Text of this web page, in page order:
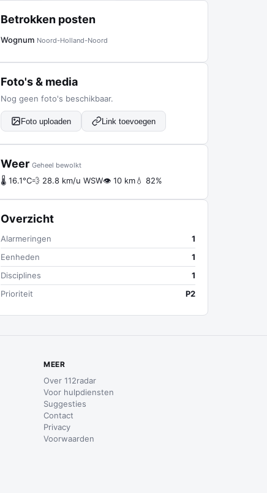
Betrokken posten
Wognum Noord-Holland-Noord
Foto's & media
Nog geen foto's beschikbaar.
Foto uploaden Link toevoegen
Weer Geheel bewolkt
🌡 16.1°C💨 28.8 km/u WSW👁 10 km💧 82%
Overzicht
Alarmeringen
1
Eenheden
1
Disciplines
1
Prioriteit
P2
MEER
Over 112radar
Voor hulpdiensten
Suggesties
Contact
Privacy
Voorwaarden